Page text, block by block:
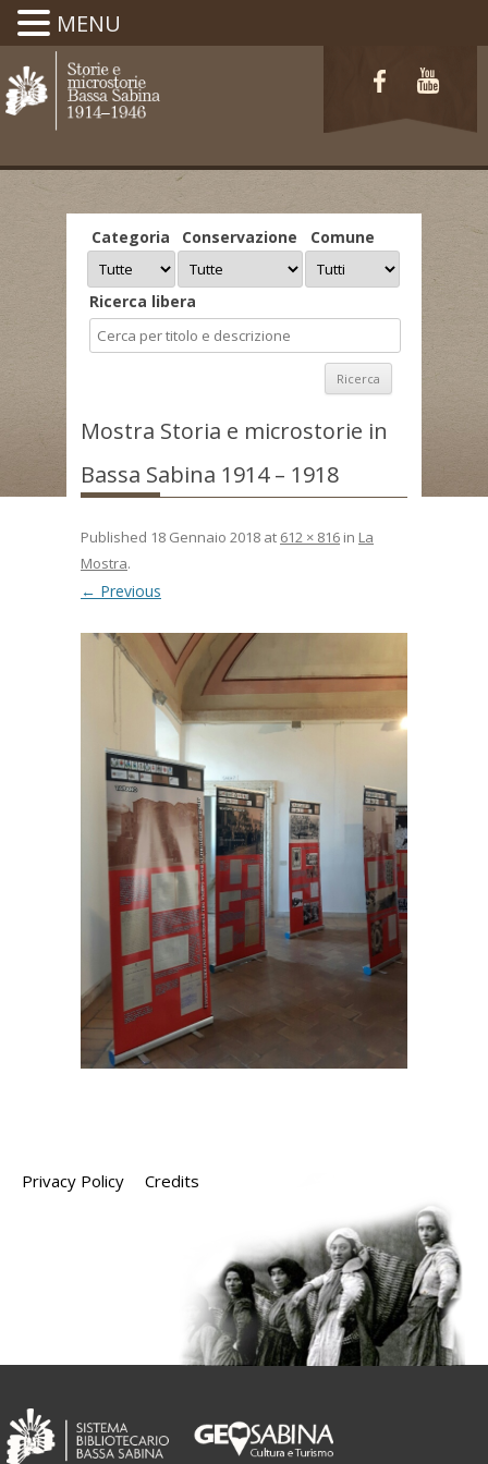
Categoria Conservazione Comune
Ricerca libera
Mostra Storia e microstorie in
Bassa Sabina 1914 – 1918
Published 18 Gennaio 2018 at 612 × 816 in La
Mostra.
← Previous
Privacy Policy Credits
MENU